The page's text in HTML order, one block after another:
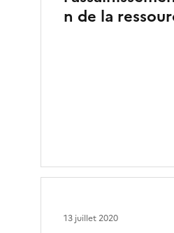
n de la
13 juillet 2020